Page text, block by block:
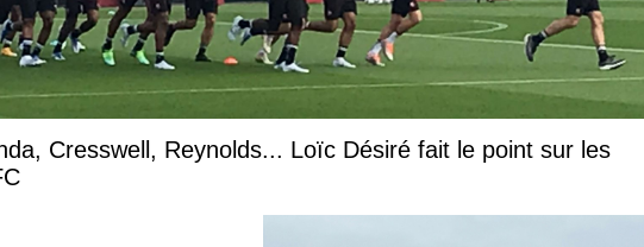
Cresswell, Reynolds... Loïc Désiré fait le point sur les